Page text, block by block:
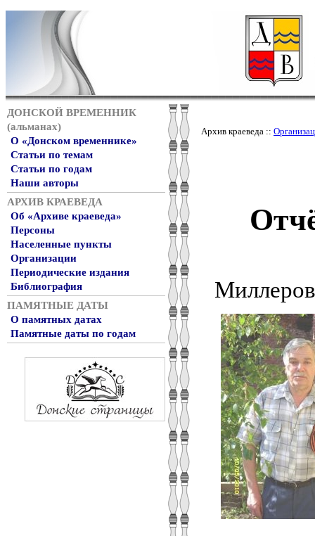
ДОНСКОЙ ВРЕМЕННИК
(альманах)
О «Донском временнике»
Статьи по темам
Статьи по годам
Наши авторы
АРХИВ КРАЕВЕДА
Об «Архиве краеведа»
Персоны
Населенные пункты
Организации
Периодические издания
Библиография
ПАМЯТНЫЕ ДАТЫ
О памятных датах
Памятные даты по годам
Архив краеведа ::